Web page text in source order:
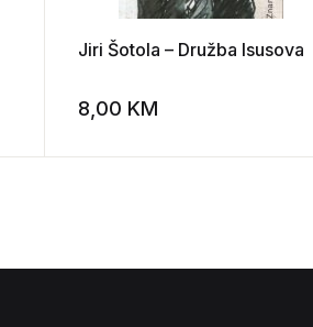
Add to wishlist
Jiri Šotola – Družba Isusova
8,00 KM